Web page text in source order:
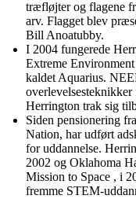
træfløjter og flagene
arv. Flagget blev
Bill Anoatubby.
I 2004 fungerede
Extreme
kaldet Aquarius.
Herrington trak sig
Siden pensionering
Nation, har udført
for uddannelse.
2002 og Oklahoma
Mission to Space , i
fremme STEM-